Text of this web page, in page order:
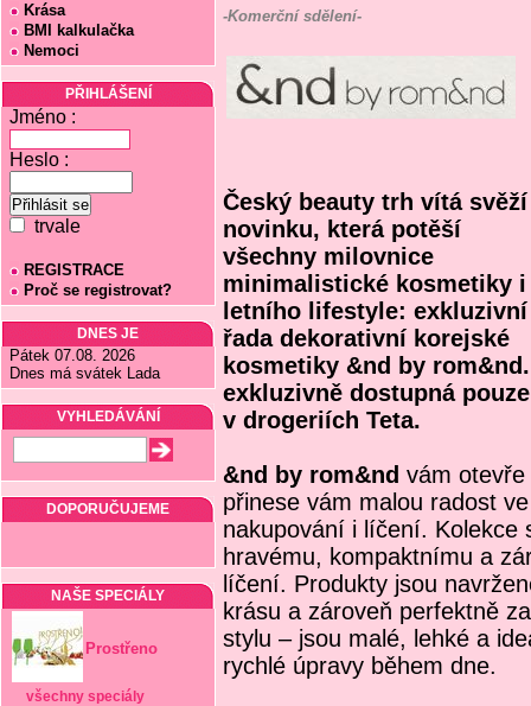
Krása
BMI kalkulačka
Nemoci
PŘIHLÁŠENÍ
Jméno :
Heslo :
trvale
REGISTRACE
Proč se registrovat?
DNES JE
Pátek 07.08. 2026
Dnes má svátek Lada
VYHLEDÁVÁNÍ
DOPORUČUJEME
NAŠE SPECIÁLY
Prostřeno
všechny speciály
-Komerční sdělení-
Český beauty trh vítá svěží
novinku, která potěší
všechny milovnice
minimalistické kosmetiky i
letního lifestyle: exkluzivní
řada dekorativní korejské
kosmetiky &nd by
exkluzivně dostupná
v drogeriích Teta.
&nd by rom&nd vám
přinese vám malou radost
nakupování i líčení. Kolekce
hravému, kompaktnímu a
líčení. Produkty jsou
krásu a zároveň perfektně
stylu – jsou malé, lehké a
rychlé úpravy během dne.